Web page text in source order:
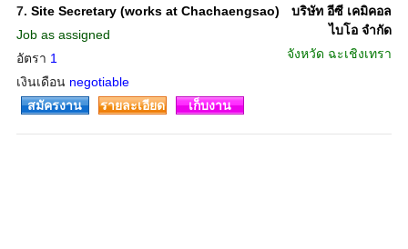
7. Site Secretary (works at Chachaengsao)
Job as assigned
อัตรา 1
เงินเดือน negotiable
บริษัท อีซี เคมิคอล
ไบโอ จำกัด
จังหวัด ฉะเชิงเทรา
สมัครงาน รายละเอียด เก็บงาน